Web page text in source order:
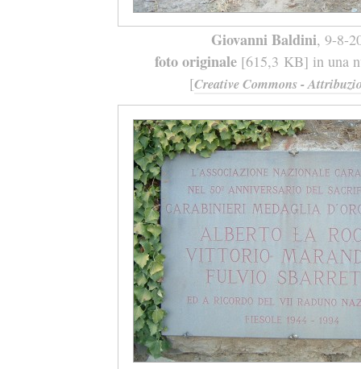
Giovanni Baldini, 9-8-
foto originale [615,3 KB] in una
[Creative Commons -